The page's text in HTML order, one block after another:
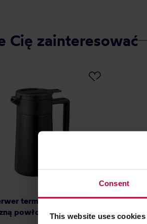
Consent
This website uses cookies
Cię zainteresować
termiczny z
powłoką 600ml czarny
Hario